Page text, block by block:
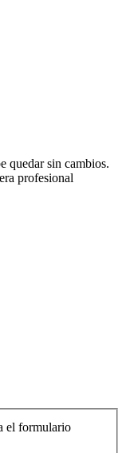
quedar sin cambios.
profesional
el formulario